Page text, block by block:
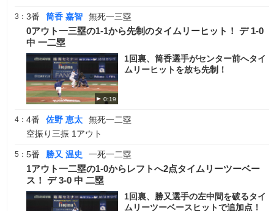
3： 3番 筒香 嘉智 無死一三塁
0アウト一三塁の1-1から先制のタイムリーヒット！ デ 1-0
中 一二塁
0:19
1回裏、筒香選手がセンター前へタイ
ムリーヒットを放ち先制！
4： 4番 佐野 恵太
無死一二塁
空振り三振 1アウト
5： 5番 勝又 温史 一死一二塁
1アウト一二塁の1-0からレフトへ2点タイムリーツーベー
ス！ デ 3-0 中 二塁
1回裏、勝又選手の左中間を破るタイ
ムリーツーベースヒットで追加点！